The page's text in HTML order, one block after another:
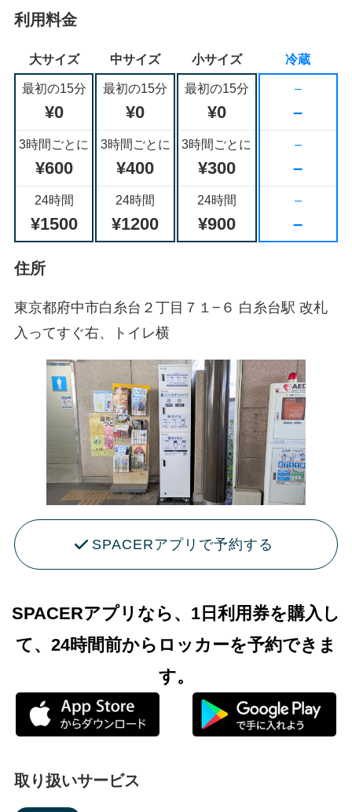
利用料金
大サイズ 中サイズ 小サイズ 冷蔵
最初の15分
¥0
3時間ごとに
¥600
24時間
¥1500
最初の15分
¥0
3時間ごとに
¥400
24時間
¥1200
最初の15分
¥0
3時間ごとに
¥300
24時間
¥900
–
–
–
–
–
–
住所
東京都府中市白糸台２丁目７１−６ 白糸台駅 改札
入ってすぐ右、トイレ横
SPACERアプリで予約する
SPACERアプリなら、1日利用券を購入し
て、24時間前からロッカーを予約できま
す。
取り扱いサービス